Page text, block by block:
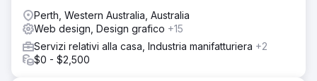
Perth, Western Australia, Australia
Web design, Design grafico +15
Servizi relativi alla casa, Industria manifatturiera +2
$0 - $2,500